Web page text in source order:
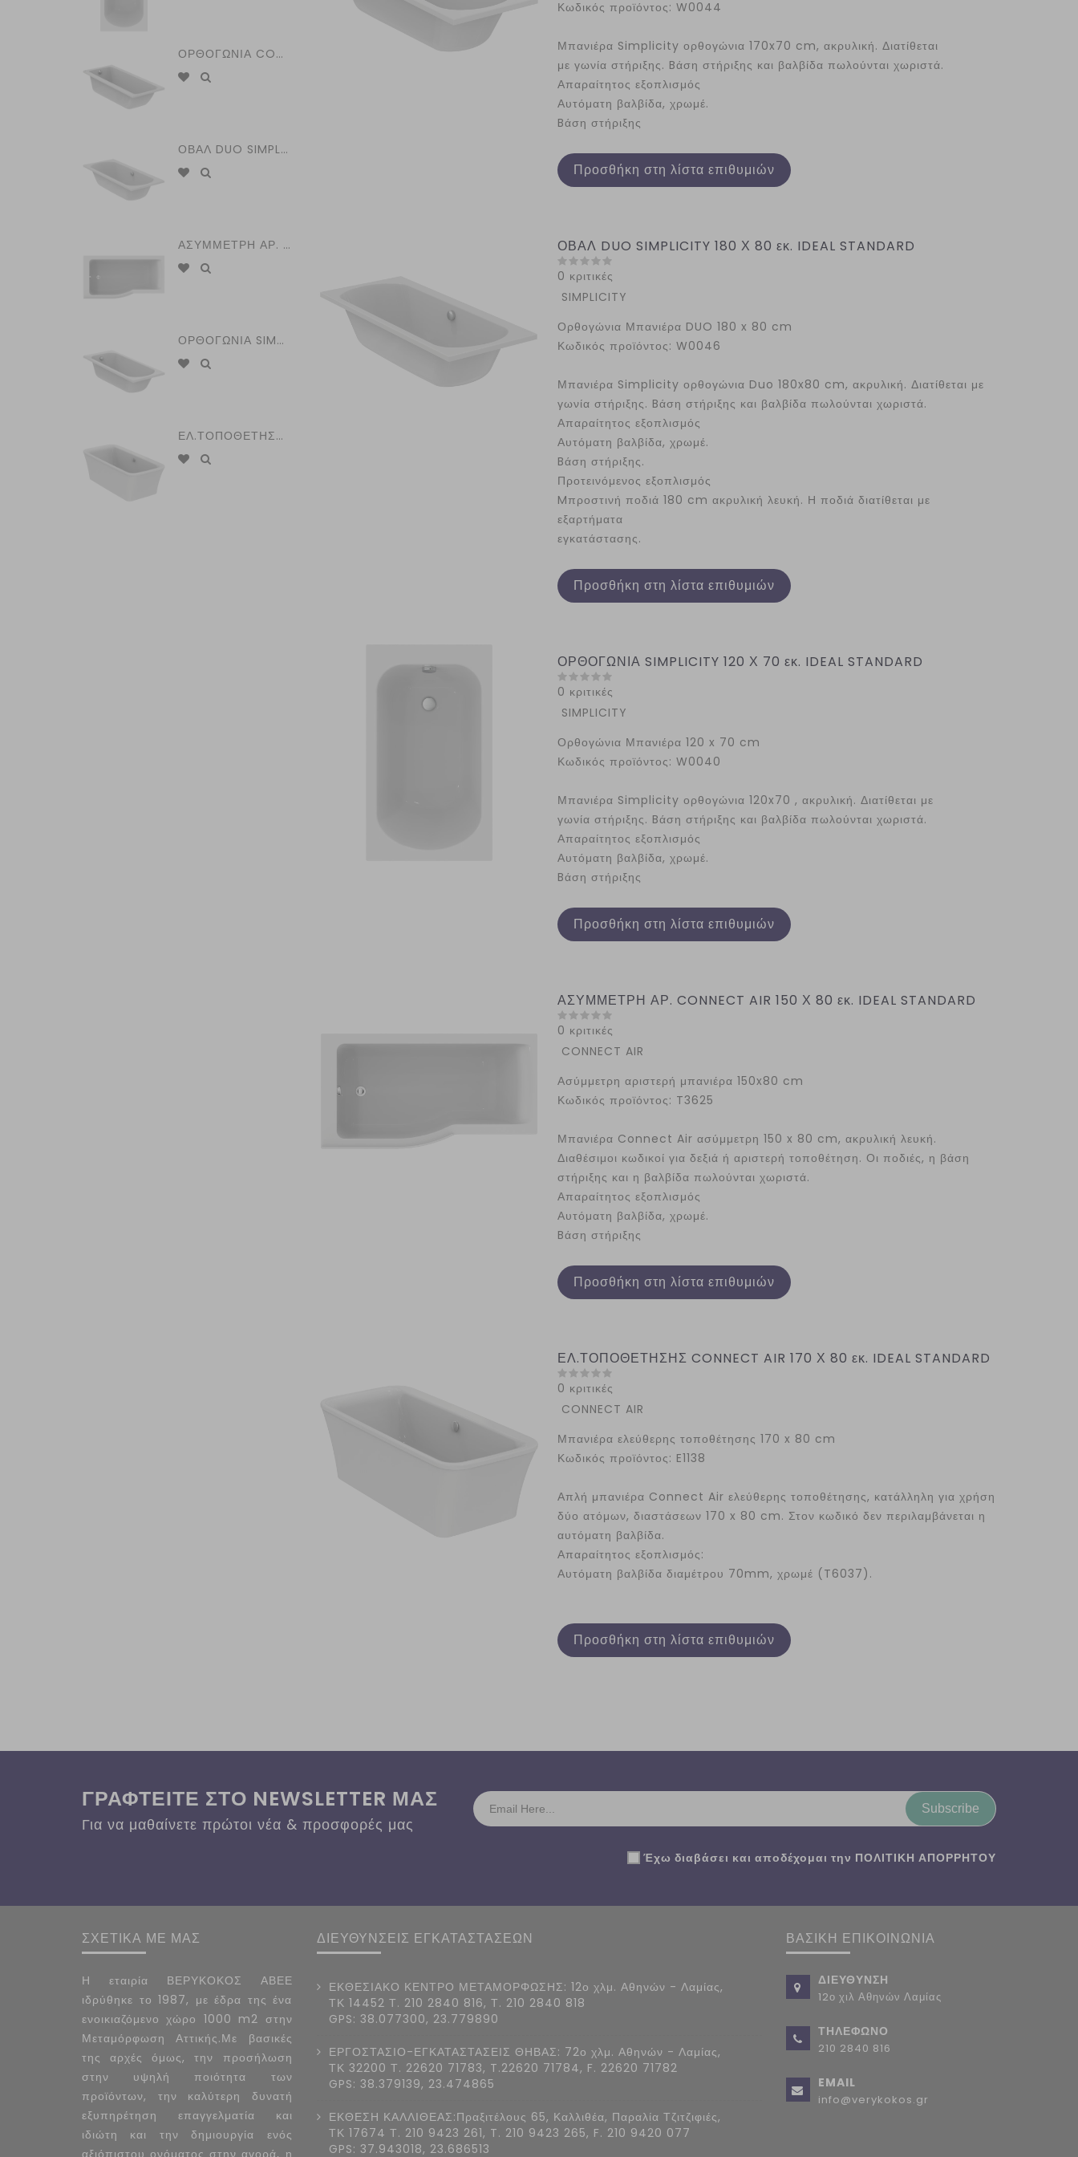
ΟΡΘΟΓΩΝΙΑ CONNECT AIR 170 Χ 70 εκ. IDEAL STANDARD
ΟΒΑΛ DUO SIMPLICITY 180 Χ 80 εκ. IDEAL STANDARD
ΑΣΥΜΜΕΤΡΗ ΑΡ. CONNECT AIR 150 Χ 80 εκ. IDEAL STANDARD
ΟΡΘΟΓΩΝΙΑ SIMPLICITY 170 Χ 70 εκ. IDEAL STANDARD
ΕΛ.ΤΟΠΟΘΕΤΗΣΗΣ CONNECT AIR 170 Χ 80 εκ. IDEAL STANDARD
Κωδικός προϊόντος: W0044
Μπανιέρα Simplicity ορθογώνια 170x70 cm, ακρυλική. Διατίθεται
με γωνία στήριξης. Bάση στήριξης και βαλβίδα πωλούνται χωριστά.
Απαραίτητος εξοπλισμός
Αυτόματη βαλβίδα, χρωμέ.
Bάση στήριξης
Προσθήκη στη λίστα επιθυμιών
ΟΒΑΛ DUO SIMPLICITY 180 Χ 80 εκ. IDEAL STANDARD
0 κριτικές
SIMPLICITY
Ορθογώνια Μπανιέρα DUO 180 x 80 cm
Κωδικός προϊόντος: W0046
Μπανιέρα Simplicity ορθογώνια Duo 180x80 cm, ακρυλική. Διατίθεται με
γωνία στήριξης. Bάση στήριξης και βαλβίδα πωλούνται χωριστά.
Απαραίτητος εξοπλισμός
Αυτόματη βαλβίδα, χρωμέ.
Bάση στήριξης.
Προτεινόμενος εξοπλισμός
Mπροστινή ποδιά 180 cm ακρυλική λευκή. Η ποδιά διατίθεται με
εξαρτήματα
εγκατάστασης.
Προσθήκη στη λίστα επιθυμιών
ΟΡΘΟΓΩΝΙΑ SIMPLICITY 120 Χ 70 εκ. IDEAL STANDARD
0 κριτικές
SIMPLICITY
Ορθογώνια Μπανιέρα 120 x 70 cm
Κωδικός προϊόντος: W0040
Μπανιέρα Simplicity ορθογώνια 120x70 , ακρυλική. Διατίθεται με
γωνία στήριξης. Bάση στήριξης και βαλβίδα πωλούνται χωριστά.
Απαραίτητος εξοπλισμός
Αυτόματη βαλβίδα, χρωμέ.
Bάση στήριξης
Προσθήκη στη λίστα επιθυμιών
ΑΣΥΜΜΕΤΡΗ ΑΡ. CONNECT AIR 150 Χ 80 εκ. IDEAL STANDARD
0 κριτικές
CONNECT AIR
Ασύμμετρη αριστερή μπανιέρα 150x80 cm
Κωδικός προϊόντος: T3625
Μπανιέρα Connect Air ασύμμετρη 150 x 80 cm, ακρυλική λευκή.
Διαθέσιμοι κωδικοί για δεξιά ή αριστερή τοποθέτηση. Οι ποδιές, η βάση
στήριξης και η βαλβίδα πωλούνται χωριστά.
Απαραίτητος εξοπλισμός
Αυτόματη βαλβίδα, χρωμέ.
Bάση στήριξης
Προσθήκη στη λίστα επιθυμιών
ΕΛ.ΤΟΠΟΘΕΤΗΣΗΣ CONNECT AIR 170 Χ 80 εκ. IDEAL STANDARD
0 κριτικές
CONNECT AIR
Μπανιέρα ελεύθερης τοποθέτησης 170 x 80 cm
Κωδικός προϊόντος: E1138
Απλή μπανιέρα Connect Air ελεύθερης τοποθέτησης, κατάλληλη για χρήση
δύο ατόμων, διαστάσεων 170 x 80 cm. Στον κωδικό δεν περιλαμβάνεται η
αυτόματη βαλβίδα.
Απαραίτητος εξοπλισμός:
Αυτόματη βαλβίδα διαμέτρου 70mm, χρωμέ (T6037).
Προσθήκη στη λίστα επιθυμιών
ΓΡΑΦΤΕΙΤΕ ΣΤΟ NEWSLETTER ΜΑΣ
Για να μαθαίνετε πρώτοι νέα & προσφορές μας
Subscribe
Έχω διαβάσει και αποδέχομαι την ΠΟΛΙΤΙΚΗ ΑΠΟΡΡΗΤΟΥ
ΣΧΕΤΙΚΑ ΜΕ ΜΑΣ
Η εταιρία ΒΕΡΥΚΟΚΟΣ ΑΒΕΕ
ιδρύθηκε το 1987, με έδρα της ένα
ενοικιαζόμενο χώρο 1000 m2 στην
Μεταμόρφωση Αττικής.Με βασικές
της αρχές όμως, την προσήλωση
στην υψηλή ποιότητα των
προϊόντων, την καλύτερη δυνατή
εξυπηρέτηση επαγγελματία και
ιδιώτη και την δημιουργία ενός
αξιόπιστου ονόματος στην αγορά, η
ΔΙΕΥΘΥΝΣΕΙΣ ΕΓΚΑΤΑΣΤΑΣΕΩΝ
ΕΚΘΕΣΙΑΚΟ ΚΕΝΤΡΟ ΜΕΤΑΜΟΡΦΩΣΗΣ: 12ο χλμ. Αθηνών - Λαμίας,
ΤΚ 14452 Τ. 210 2840 816, Τ. 210 2840 818
GPS: 38.077300, 23.779890
ΕΡΓΟΣΤΑΣΙΟ-ΕΓΚΑΤΑΣΤΑΣΕΙΣ ΘΗΒΑΣ: 72ο χλμ. Αθηνών - Λαμίας,
ΤΚ 32200 Τ. 22620 71783, T.22620 71784, F. 22620 71782
GPS: 38.379139, 23.474865
ΕΚΘΕΣΗ ΚΑΛΛΙΘΕΑΣ:Πραξιτέλους 65, Καλλιθέα, Παραλία Τζιτζιφιές,
ΤΚ 17674 Τ. 210 9423 261, T. 210 9423 265, F. 210 9420 077
GPS: 37.943018, 23.686513
ΒΑΣΙΚΗ ΕΠΙΚΟΙΝΩΝΙΑ
ΔΙΕΥΘΥΝΣΗ
12ο χιλ Αθηνών Λαμίας
ΤΗΛΕΦΩΝΟ
210 2840 816
EMAIL
info@verykokos.gr